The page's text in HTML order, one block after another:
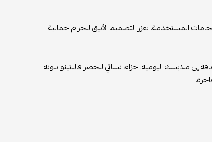
المستخدمة. يعزز التصميم الأنيق للحزام جمالية
إلى ملابسك اليومية. حزام نسائي للخصر فالنتينو بلونه